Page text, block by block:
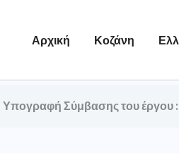
Αρχική Κοζάνη
Υπογραφή Σύμβασης του